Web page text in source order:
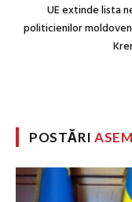
UE extinde lista
politicienilor
POSTĂRI